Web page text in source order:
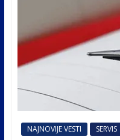
NAJNOVIJE VESTI SERVIS